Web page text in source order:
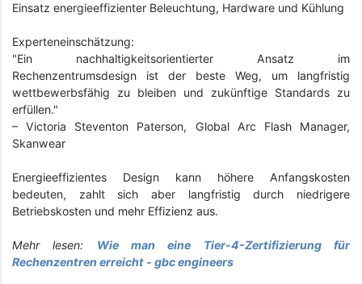
Einsatz energieeffizienter Beleuchtung, Hardware und Kühlung
Experteneinschätzung:
"Ein nachhaltigkeitsorientierter Ansatz im
Rechenzentrumsdesign ist der beste Weg, um langfristig
wettbewerbsfähig zu bleiben und zukünftige Standards zu
erfüllen."
– Victoria Steventon Paterson, Global Arc Flash Manager,
Skanwear
Energieeffizientes Design kann höhere Anfangskosten
bedeuten, zahlt sich aber langfristig durch niedrigere
Betriebskosten und mehr Effizienz aus.
Mehr lesen: Wie man eine Tier-4-Zertifizierung für
Rechenzentren erreicht - gbc engineers